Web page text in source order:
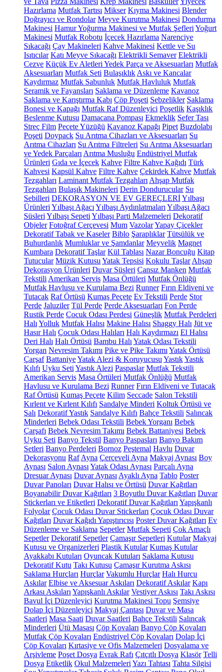
Hazırlama Mutfak Tartısı Mikser Kıyma Makinesi Blender
Doğrayıcı ve Rondolar Meyve Kurutma Makinesi Dondurma
Makinesi Hamur Yoğurma Makinesi ve Mutfak Şefleri Yoğurt
Makinesi Mutfak Robotu İçecek Hazırlama Narenciye
Sıkacağı Çay Makineleri Kahve Makinesi Kettle ve Su
Isıtıcılar Katı Meyve Sıkacağı Elektrikli Semaver Elektrikli
Cezve Küçük Ev Aletleri Yedek Parça ve Aksesuarları Mutfak
Aksesuarları Mutfak Seti Bulaşıklık Askı ve Kancalar
Kaydırmaz Mutfak Sabunluk Mutfak Havluluk Mutfak
Seramik ve Fayansları Saklama ve Düzenleme Kavanoz
Saklama ve Karıştırma Kabı Çöp Poşeti Sebzelikler Saklama
Bonesi ve Kapağı Mutfak Raf Düzenleyici Poşetlik Kaşıklık
Beslenme Kutusu Damacana Pompası Ekmeklik Sefer Tası
Streç Film Peçete Yüzüğü Kavanoz Kapağı Pipet Buzdolabı
Poşeti Doypack Su Arıtma Cihazları ve Aksesuarları Su
Arıtma Cihazları Su Arıtma Filtreleri Su Arıtma Aksesuarları
ve Yedek Parçaları Arıtma Musluğu Endüstriyel Mutfak
Ürünleri Gıda ve İçecek Kahve Filtre Kahve Kağıdı Türk
Kahvesi Kapsül Kahve Filtre Kahve Çekirdek Kahve Mutfak
Tezgahları Laminant Mutfak Tezgahları Ahşap Mutfak
Tezgahları Bulaşık Makineleri Derin Dondurucular Su
Sebilleri DEKORASYON VE EV GEREÇLERİYılbaşı
Ürünleri Yılbaşı Ağacı Yılbaşı Aydınlatmaları Yılbaşı Ağacı
Süsleri Yılbaşı Sepeti Yılbaşı Parti Malzemeleri Dekoratif
Objeler Fotoğraf Çerçevesi Mum VazolarYapay Çiçekler
Dekoratif Tabak ve Kaseler Biblo Şaraplıklar Tütsülük ve
Buhurdanlık Mumluklar ve Şamdanlar Meyvelik Magnet
Kumbara Dekoratif Taşlar Kül Tablası Nazar Boncuğu Kitap
Tutucular Müzik Kutusu Yatak Tepsisi Kokulu Taşlar Ahşap
Dekorasyon Ürünleri Duvar Süsleri Cansız Manken Mutfak
Tekstili Amerikan Servis Masa Örtüleri Mutfak Önlüğü
Mutfak Havlusu ve Kurulama Bezi Runner Fırın Eldiveni ve
Tutacak Raf Örtüsü Kumaş Peçete Ev Tekstili Perde Stor
Perde Jaluziler Tül Perde Perde Aksesuarları Fon Perde
Rustik Perde Çocuk Odası Perdesi Güneşlik Mutfak Perdeleri
Halı Yolluk Mutfak Halısı Makine Halısı Shaggy Halı Jüt ve
Hasır Halı Çocuk Odası Halıları Halı Kaydırmazı El Halısı
Deri Halı Halı Örtüsü Bambu Halı Yatak Odası Tekstili
Yorgan Nevresim Takımı Pike ve Pike Takımı Yatak Örtüsü
Çarşaf BattaniyeYatak Alezi & Koruyucusu YastıkYastık
Kılıfı Uyku Seti Yastık Alezi Paspaslar Mutfak Tekstili
Amerikan Servis Masa Örtüleri Mutfak Önlüğü Mutfak
Havlusu ve Kurulama Bezi Runner Fırın Eldiveni ve Tutacak
Raf Örtüsü Kumaş Peçete Kilim Seccade Salon Tekstili
Kırlent ve Kırlent Kılıfı Sandalye Minderi Koltuk Örtüsü ve
Şalı Dekoratif Yastık Sandalye Kılıfı Bahçe Tekstili Salıncak
Minderleri Bebek Odası Tekstili Bebek Yorganı Bebek
Çarşafı Bebek Nevresim Takımı Bebek Battaniyesi Bebek
Uyku Seti Banyo Tekstil Banyo Paspasları Banyo Bakım
Setleri Banyo Perdeleri Bornoz Peştemal Havlu Duvar
Dekorasyonu Raf Ayna Çerçeveli Ayna Makyaj Aynası Boy
Aynası Salon Aynası Yatak Odası Aynası Parçalı Ayna
Dresuar Aynası Duvar Aynası Ayaklı Ayna Tablo Poster
Duvar Panoları Duvar Halısı ve Örtüsü Duvar Kağıtları
Boyanabilir Duvar Kağıtları 3 Boyutlu Duvar Kağıtları Duvar
Stickerları ve Etiketleri Dekoratif Duvar Kağıtları Yapışkanlı
Folyolar Çocuk Odası Duvar Stickerları Çocuk Odası Duvar
Kağıtları Duvar Kağıdı Yapıştırıcısı Poster Duvar Kağıtları Ev
Düzenleme ve Saklama Sepetler Mutfak Sepeti Çok Amaçlı
Sepetler Dekoratif Sepetler Çamaşır Sepetleri Kutular Makyaj
Kutusu ve Organizerleri Plastik Kutular Kumaş Kutular
Ayakkabı Kutuları Oyuncak Kutuları Saklama Kutusu
Dekoratif Kutu Takı Kutusu Çamaşır Kurutma Askısı
Saklama Hurçları Hurçlar Vakumlu Hurçlar Halı Hurcu
Askılar Elbise ve Aksesuar Askıları Dekoratif Askılar Kapı
Arkası Askıları Yapışkanlı Askılar Vestiyer Askısı Takı Askısı
Bavul İçi Düzenleyici Kurutma Makinesi Topu Şemsiye
Dolap İçi Düzenleyici Makyaj Çantası Duvar ve Masa
Saatleri Masa Saati Duvar Saatleri Bahçe Tekstili Salıncak
Minderleri Ütü Masası Çöp Kovaları Banyo Çöp Kovaları
Mutfak Çöp Kovaları Endüstriyel Çöp Kovaları Dolap İçi
Çöp Kovaları Kırtasiye ve Ofis Malzemeleri Dosyalama ve
Arşivleme Poşet Dosya Evrak Rafı Çıtçıtlı Dosya Klasör Telli
Dosya Etiketlik Okul Malzemeleri Yazı Tahtası Tahta Silgisi